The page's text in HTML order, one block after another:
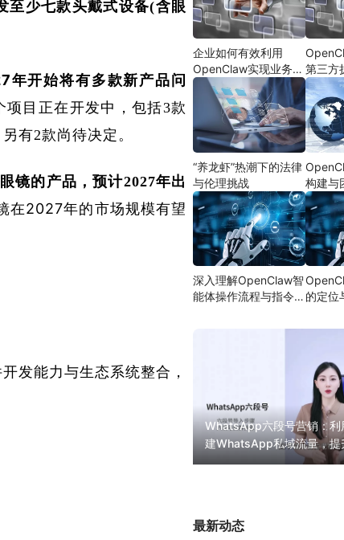
至少七款头戴式设备(含眼
开始将有多款新产品问
目正在开发中，包括3款
有2款尚待决定。
镜的产品，预计2027年出
在2027年的市场规模有望
发能力与生态系统整合，
企业如何有效利用
OpenClaw实现业务自
动化
第三方
“养龙虾”热潮下的法律
与伦理挑战
构建与
深入理解OpenClaw智
能体操作流程与指令设 的定位
WhatsApp六段号营销：利
建WhatsApp私域流量，提
最新动态